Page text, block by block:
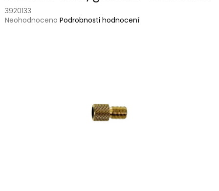
3920133
Průměrné
Neohodnoceno Podrobnosti hodnocení